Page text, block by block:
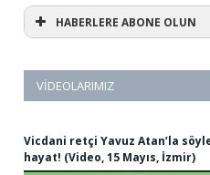
HABERLERE ABONE OLUN
VIDEOLARIMIZ
Vicdani retçi Yavuz Atan’la
hayat! (Video, 15 Mayıs, İzmir)